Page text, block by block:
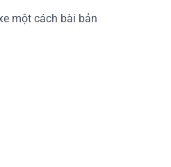
một cách bài bản